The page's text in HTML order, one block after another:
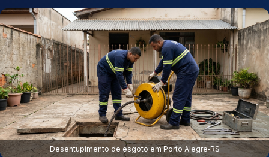
Desentupimento de esgoto em Porto Alegre‑RS